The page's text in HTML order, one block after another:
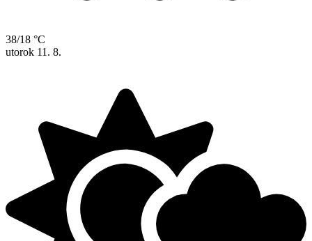
38/18 °C
utorok 11. 8.